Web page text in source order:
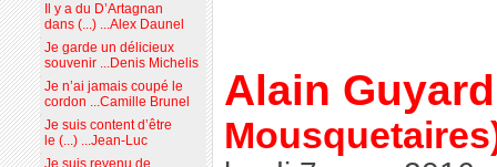
Alain Guyard
Il y a du D’Artagnan
dans (...) ...Alex Daunel
Je garde un délicieux
souvenir ...Denis Michelis
Je n’ai jamais coupé le
cordon ...Camille Brunel
Je suis content d’être
le (...) ...Jean-Luc